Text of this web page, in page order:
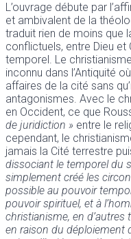
L’ouvrage débute par
et ambivalent de la
traduit rien de moins que
conflictuels, entre Dieu et
temporel. Le
inconnu dans l’Antiquité
affaires de la cité sans
antagonismes. Avec le
en Occident, ce que
de juridiction » entre le
cependant, le
jamais la Cité terrestre
dissociant le temporel du
simplement créé les
possible au pouvoir
pouvoir spirituel, et à
christianisme, en
en raison du déploiement